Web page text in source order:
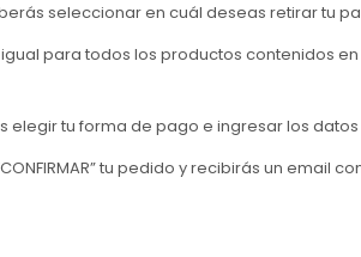
seleccionar en cuál deseas retirar tu
para todos los productos contenidos
elegir tu forma de pago e ingresar los datos
tu pedido y recibirás un email